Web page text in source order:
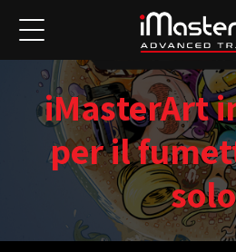
iMasterArt
per il
solo